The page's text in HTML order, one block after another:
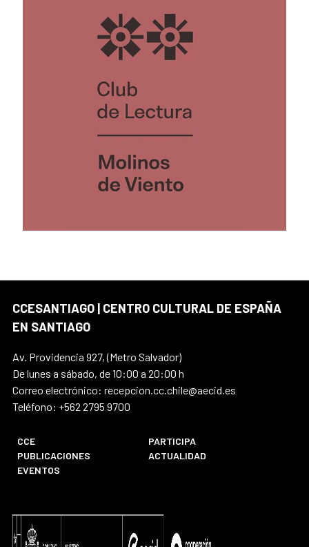
CCESANTIAGO | CENTRO CULTURAL DE ESPAÑA
EN SANTIAGO
Av. Providencia 927, (Metro Salvador)
De lunes a sábado, de 10:00 a 20:00 h
Correo electrónico: recepcion.cc.chile@aecid.es
Teléfono: +562 2795 9700
CCE
PARTICIPA
PUBLICACIONES
ACTUALIDAD
EVENTOS